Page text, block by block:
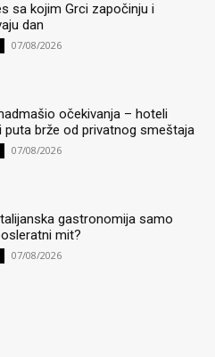
sa kojim Grci započinju i
dan
07/08/2026
očekivanja – hoteli
puta brže od privatnog smeštaja
07/08/2026
gastronomija samo
mit?
07/08/2026